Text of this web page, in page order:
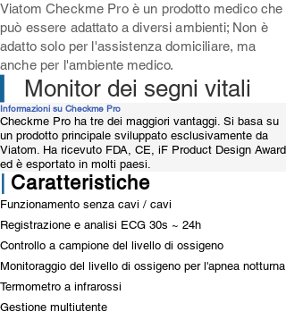
Viatom Checkme Pro è un prodotto medico che
può essere adattato a diversi ambienti; Non è
adatto solo per l'assistenza domiciliare, ma
anche per l'ambiente medico.
Monitor dei segni vitali
Informazioni su Checkme Pro
Checkme Pro ha tre dei maggiori vantaggi. Si basa su
un prodotto principale sviluppato esclusivamente da
Viatom. Ha ricevuto FDA, CE, iF Product Design Award
ed è esportato in molti paesi.
Caratteristiche
Funzionamento senza cavi / cavi
Registrazione e analisi ECG 30s ~ 24h
Controllo a campione del livello di ossigeno
Monitoraggio del livello di ossigeno per l'apnea notturna
Termometro a infrarossi
Gestione multiutente